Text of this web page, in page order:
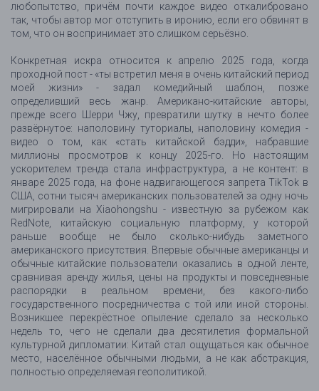
любопытство, причём почти каждое видео откалибровано
так, чтобы автор мог отступить в иронию, если его обвинят в
том, что он воспринимает это слишком серьёзно.
Конкретная искра относится к апрелю 2025 года, когда
проходной пост - «ты встретил меня в очень китайский период
моей жизни» - задал комедийный шаблон, позже
определивший весь жанр. Американо-китайские авторы,
прежде всего Шерри Чжу, превратили шутку в нечто более
развёрнутое: наполовину туториалы, наполовину комедия -
видео о том, как «стать китайской бэдди», набравшие
миллионы просмотров к концу 2025-го. Но настоящим
ускорителем тренда стала инфраструктура, а не контент: в
январе 2025 года, на фоне надвигающегося запрета TikTok в
США, сотни тысяч американских пользователей за одну ночь
мигрировали на Xiaohongshu - известную за рубежом как
RedNote, китайскую социальную платформу, у которой
раньше вообще не было сколько-нибудь заметного
американского присутствия. Впервые обычные американцы и
обычные китайские пользователи оказались в одной ленте,
сравнивая аренду жилья, цены на продукты и повседневные
распорядки в реальном времени, без какого-либо
государственного посредничества с той или иной стороны.
Возникшее перекрёстное опыление сделало за несколько
недель то, чего не сделали два десятилетия формальной
культурной дипломатии: Китай стал ощущаться как обычное
место, населённое обычными людьми, а не как абстракция,
полностью определяемая геополитикой.